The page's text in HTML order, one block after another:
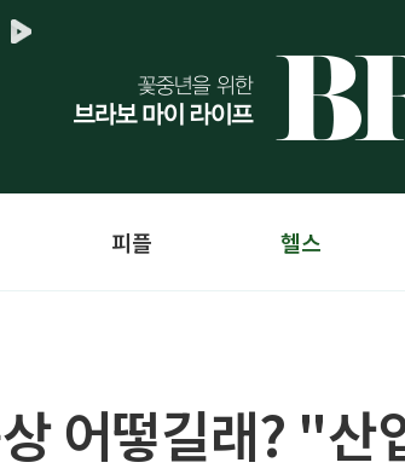
피플 헬스
어떻길래? "산